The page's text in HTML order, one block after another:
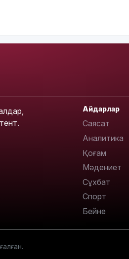
Айдарлар
Саясат
Аналитика
Қоғам
Мәдениет
Сұхбат
Спорт
Бейне